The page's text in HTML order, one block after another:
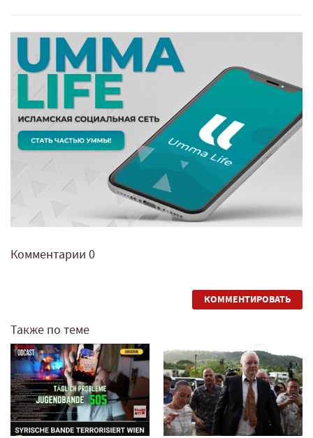
Комментарии 0
КОММЕНТИРОВАТЬ
Также по теме